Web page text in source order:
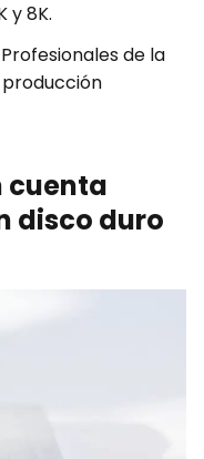
y 8K.
de la
cuenta
disco duro